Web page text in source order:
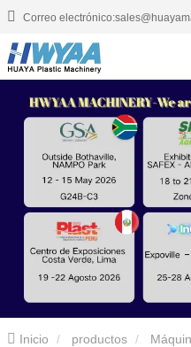
Correo
Inicio productos